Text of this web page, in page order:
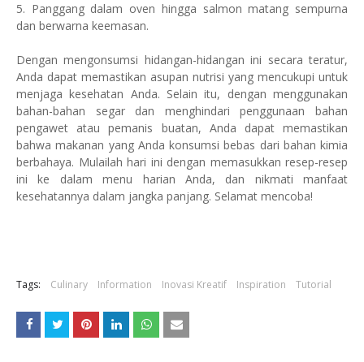
5. Panggang dalam oven hingga salmon matang sempurna
dan berwarna keemasan.
Dengan mengonsumsi hidangan-hidangan ini secara teratur,
Anda dapat memastikan asupan nutrisi yang mencukupi untuk
menjaga kesehatan Anda. Selain itu, dengan menggunakan
bahan-bahan segar dan menghindari penggunaan bahan
pengawet atau pemanis buatan, Anda dapat memastikan
bahwa makanan yang Anda konsumsi bebas dari bahan kimia
berbahaya. Mulailah hari ini dengan memasukkan resep-resep
ini ke dalam menu harian Anda, dan nikmati manfaat
kesehatannya dalam jangka panjang. Selamat mencoba!
Tags: Culinary Information Inovasi Kreatif Inspiration Tutorial